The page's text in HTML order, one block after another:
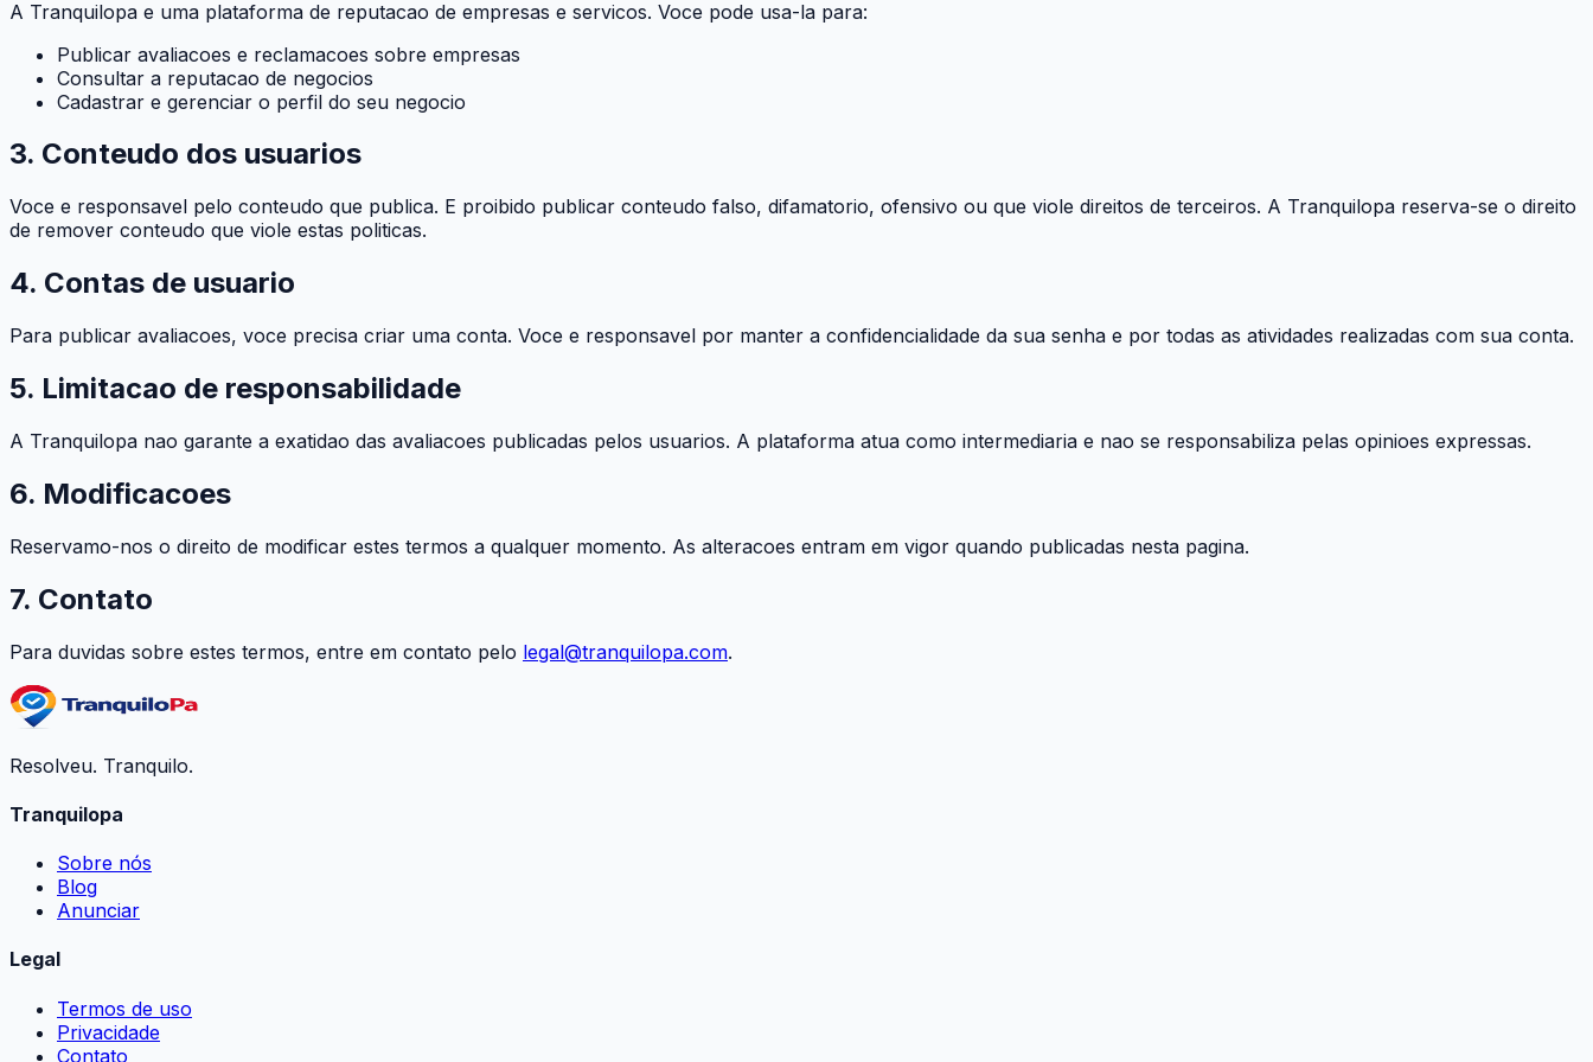
A Tranquilopa e uma plataforma de reputacao de empresas e servicos. Voce pode usa-la para:
Publicar avaliacoes e reclamacoes sobre empresas
Consultar a reputacao de negocios
Cadastrar e gerenciar o perfil do seu negocio
3. Conteudo dos usuarios
Voce e responsavel pelo conteudo que publica. E proibido publicar conteudo falso, difamatorio, ofensivo ou que viole direitos de terceiros. A Tranquilopa reserva-se o direito
de remover conteudo que viole estas politicas.
4. Contas de usuario
Para publicar avaliacoes, voce precisa criar uma conta. Voce e responsavel por manter a confidencialidade da sua senha e por todas as atividades realizadas com sua conta.
5. Limitacao de responsabilidade
A Tranquilopa nao garante a exatidao das avaliacoes publicadas pelos usuarios. A plataforma atua como intermediaria e nao se responsabiliza pelas opinioes expressas.
6. Modificacoes
Reservamo-nos o direito de modificar estes termos a qualquer momento. As alteracoes entram em vigor quando publicadas nesta pagina.
7. Contato
Para duvidas sobre estes termos, entre em contato pelo legal@tranquilopa.com.
Resolveu. Tranquilo.
Tranquilopa
Sobre nós
Blog
Anunciar
Legal
Termos de uso
Privacidade
Contato